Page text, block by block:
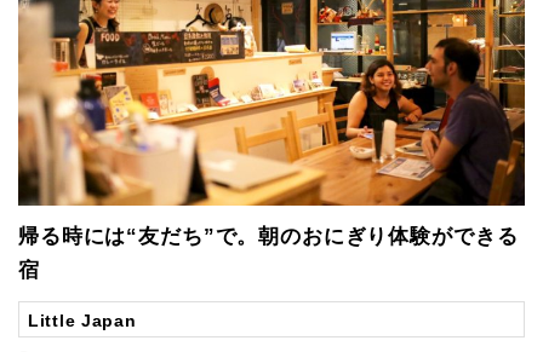
帰る時には“友だち”で。朝のおにぎり体験ができる
宿
Little Japan